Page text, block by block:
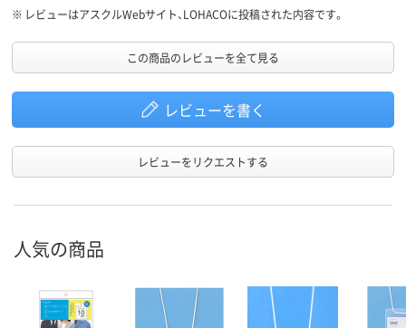
※ レビューはアスクルWebサイト、LOHACOに投稿された内容です。
この商品のレビューを全て見る
レビューを書く
レビューをリクエストする
人気の商品